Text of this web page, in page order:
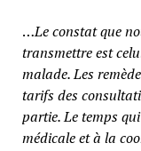
…Le constat que
transmettre est
malade. Les
tarifs des
partie.Le temps
médicale et à la